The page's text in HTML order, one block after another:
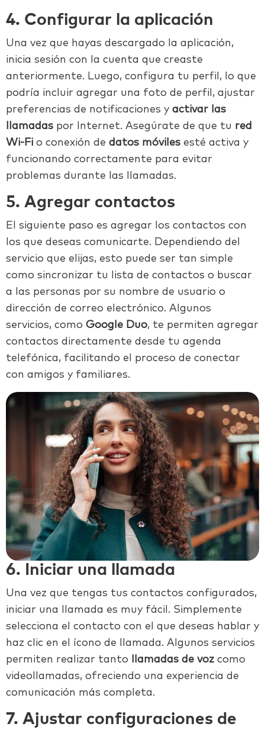
4. Configurar la aplicación
Una vez que hayas descargado la aplicación,
inicia sesión con la cuenta que creaste
anteriormente. Luego, configura tu perfil, lo que
podría incluir agregar una foto de perfil, ajustar
preferencias de notificaciones y activar las
llamadas por Internet. Asegúrate de que tu red
Wi-Fi o conexión de datos móviles esté activa y
funcionando correctamente para evitar
problemas durante las llamadas.
5. Agregar contactos
El siguiente paso es agregar los contactos con
los que deseas comunicarte. Dependiendo del
servicio que elijas, esto puede ser tan simple
como sincronizar tu lista de contactos o buscar
a las personas por su nombre de usuario o
dirección de correo electrónico. Algunos
servicios, como Google Duo, te permiten agregar
contactos directamente desde tu agenda
telefónica, facilitando el proceso de conectar
con amigos y familiares.
6. Iniciar una llamada
Una vez que tengas tus contactos configurados,
iniciar una llamada es muy fácil. Simplemente
selecciona el contacto con el que deseas hablar y
haz clic en el ícono de llamada. Algunos servicios
permiten realizar tanto
llamadas de voz como
videollamadas, ofreciendo una experiencia de
comunicación más completa.
7. Ajustar configuraciones de